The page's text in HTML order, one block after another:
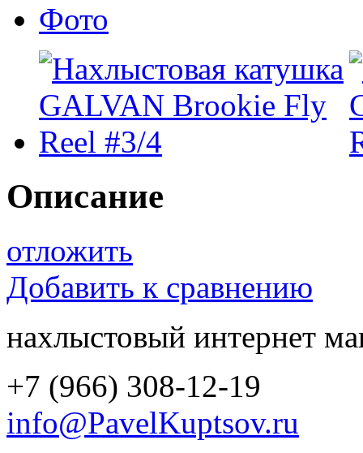
Фото
Описание
отложить
Добавить к сравнению
нахлыстовый интернет
+7 (966) 308-12-19
info@PavelKuptsov.ru